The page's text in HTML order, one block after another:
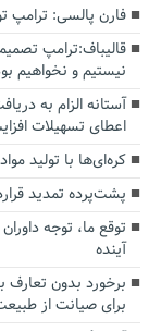
فارن پالسی: ترامپ
قالیباف:ترامپ
نیستیم و نخواهیم
اعطای تسهیلات
کره‌ای‌ها با تولید
پشت‌پرده تمدید
توقع ما، توجه
آینده
برخورد بدون
برای صیانت از